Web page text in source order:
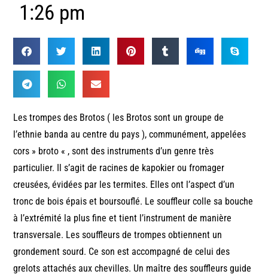
1:26 pm
Les trompes des Brotos ( les Brotos sont un groupe de
l’ethnie banda au centre du pays ), communément, appelées
cors » broto « , sont des instruments d’un genre très
particulier. Il s’agit de racines de kapokier ou fromager
creusées, évidées par les termites. Elles ont l’aspect d’un
tronc de bois épais et boursouflé. Le souffleur colle sa bouche
à l’extrémité la plus fine et tient l’instrument de manière
transversale. Les souffleurs de trompes obtiennent un
grondement sourd. Ce son est accompagné de celui des
grelots attachés aux chevilles. Un maître des souffleurs guide